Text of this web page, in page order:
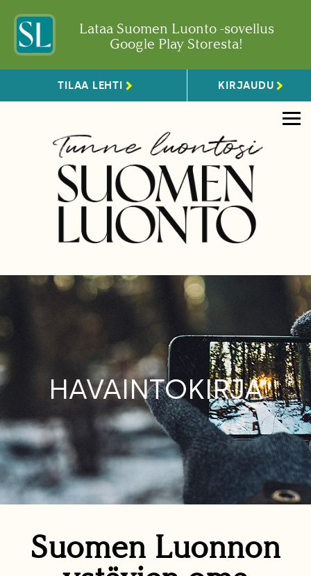
Lataa Suomen Luonto -sovellus
Google Play Storesta!
TILAA LEHTI KIRJAUDU
HAVAINTOKIRJA
Suomen Luonnon